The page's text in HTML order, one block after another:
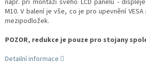
např. při montáži svého LCD panelu -
M10. V balení je vše, co je pro upevnění
mezipodložek.
POZOR, redukce je pouze pro stojany
Detailní informace